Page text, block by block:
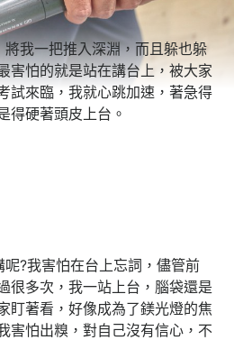
我一把推入深淵，而且躲也躲
害怕的就是站在講台上，被大家
試來臨，我就心跳加速，著急得
得硬著頭皮上台。
?我害怕在台上忘詞，儘管前
很多次，我一站上台，腦袋還是
盯著看，好像成為了鎂光燈的焦
害怕出糗，對自己沒有信心，不